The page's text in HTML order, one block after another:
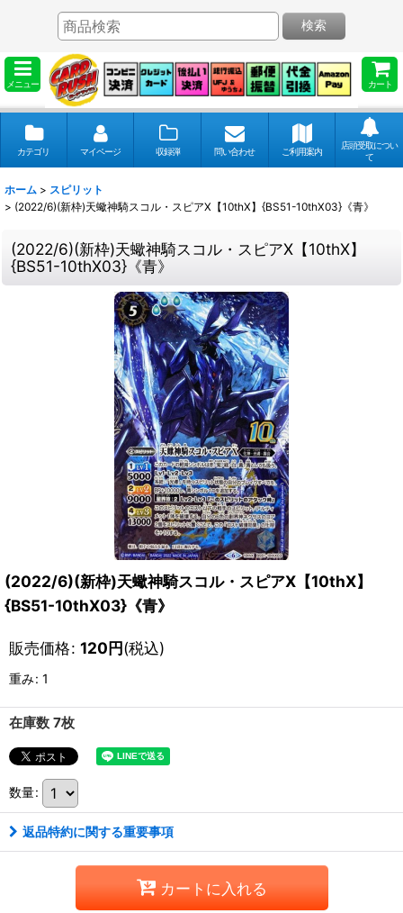
メニュー カート
検索
カテゴリ マイページ 収録弾 問い合わせ ご利用案内
店頭受取につい
て
ホーム > スピリット
> (2022/6)(新枠)天蠍神騎スコル・スピアX【10thX】{BS51-10thX03}《青》
(2022/6)(新枠)天蠍神騎スコル・スピアX【10thX】
{BS51-10thX03}《青》
(2022/6)(新枠)天蠍神騎スコル・スピアX【10thX】
{BS51-10thX03}《青》
販売価格: 120円(税込)
重み: 1
在庫数 7枚
数量:
返品特約に関する重要事項
カートに入れる